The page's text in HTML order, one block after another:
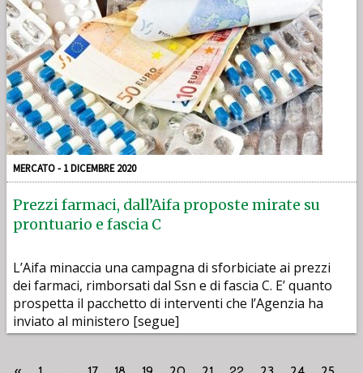
MERCATO - 1 DICEMBRE 2020
Prezzi farmaci, dall’Aifa proposte mirate su
prontuario e fascia C
L’Aifa minaccia una campagna di sforbiciate ai prezzi
dei farmaci, rimborsati dal Ssn e di fascia C. E’ quanto
prospetta il pacchetto di interventi che l’Agenzia ha
inviato al ministero [segue]